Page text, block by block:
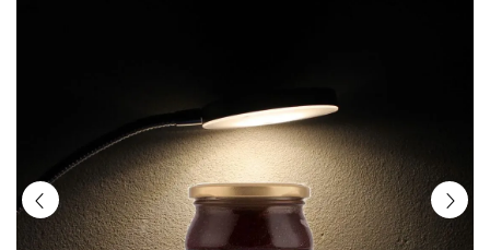
traditional
Ayurvedic
herbs
Immunity
Tonic